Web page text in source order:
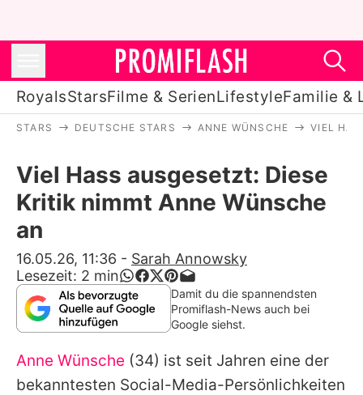
RoyalsStarsFilme & SerienLifestyleFamilie &
Stars
Filme & Serien
Lifestyle
Familie & Liebe
Promiflash Exklusiv
Alle Themen auf Promiflash
STARS DEUTSCHE STARS ANNE WÜNSCHE VIEL
Viel Hass ausgesetzt: Diese
Kritik nimmt Anne Wünsche
an
16.05.26, 11:36 - Sarah Annowsky
Lesezeit: 2 min
Damit du die spannendsten
Promiflash-News auch bei
Google siehst.
Anne Wünsche (34) ist seit Jahren eine der
bekanntesten Social-Media-Persönlichkeiten